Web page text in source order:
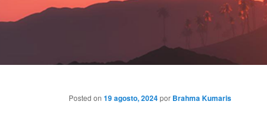
Posted on 19 agosto, 2024 por Brahma Kumaris